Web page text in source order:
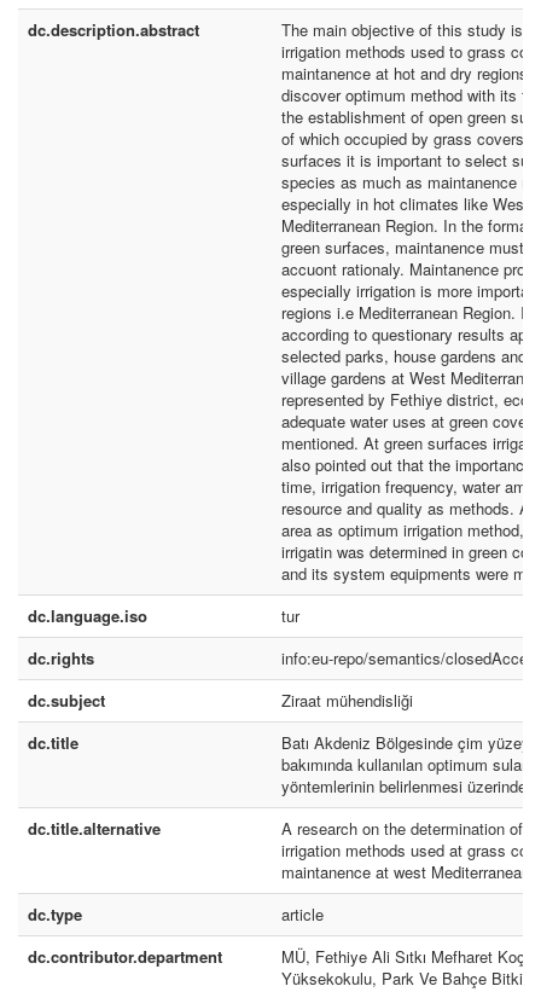
dc.description.abstract
The main objective of this study is
irrigation methods used to grass
maintanence at hot and dry regions
discover optimum method with its
the establishment of open green
of which occupied by grass covers,
surfaces it is important to select
species as much as maintanence
especially in hot climates like West
Mediterranean Region. In the
green surfaces, maintanence must
accuont rationaly. Maintanence
especially irrigation is more
regions i.e Mediterranean Region.
according to questionary results
selected parks, house gardens and
village gardens at West
represented by Fethiye district,
adequate water uses at green
mentioned. At green surfaces
also pointed out that the importance
time, irrigation frequency, water
resource and quality as methods. At
area as optimum irrigation method,
irrigatin was determined in green
and its system equipments were
dc.language.iso
tur
dc.rights
info:eu-repo/semantics/
dc.subject
Ziraat mühendisliği
dc.title
Batı Akdeniz Bölgesinde çim
bakımında kullanılan optimum
yöntemlerinin belirlenmesi üzerinde
dc.title.alternative
A research on the determination of
irrigation methods used at grass
maintanence at west Mediterranean
dc.type
article
dc.contributor.department
MÜ, Fethiye Ali Sıtkı Mefharet
Yüksekokulu, Park Ve Bahçe